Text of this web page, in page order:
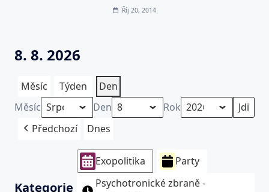
Říj 20, 2014
8. 8. 2026
Měsíc Týden
Den
Měsíc
Den
Rok
Předchozí
Dnes
Kategorie
Exopolitika
Party
Psychotronické zbraně -